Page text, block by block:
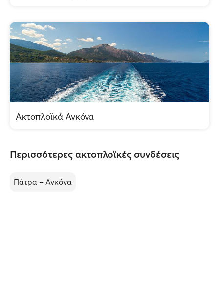
Ακτοπλοϊκά Ανκόνα
Περισσότερες ακτοπλοϊκές συνδέσεις
Πάτρα – Ανκόνα